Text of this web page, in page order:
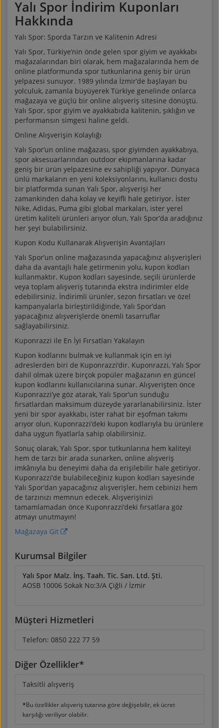
Yalı Spor İndirim Kuponları
Hakkında
Yalı Spor: Sporda Tarzın ve Kalitenin Adresi
Yalı Spor, Türkiye’nin önde gelen spor giyim ve ayakkabı
mağazalarından biri olarak, hem mağazalarında hem de
online platformunda spor tutkunlarına geniş bir ürün
yelpazesi sunuyor. 1989 yılında İzmir’de başlayan bu
yolculuk, zamanla büyüyerek Türkiye genelinde onlarca
mağazaya ve güçlü bir online alışveriş sitesine dönüştü.
Yalı Spor, spor giyim ve ayakkabıda kalitenin, şıklığın ve
performansın simgesi haline geldi.
Online Alışverişin Kolaylığı
Yalı Spor’un online mağazası, spor giyimden ayakkabıya,
spor aksesuarlarından outdoor ekipmanlarına kadar
geniş bir ürün yelpazesine ev sahipliği yapıyor. Dünyaca
ünlü markaların en yeni koleksiyonlarını, kullanıcı dostu
bir platformda sunan Yalı Spor, alışverişi her
zamankinden daha kolay ve keyifli hale getiriyor. İster
Nike, Adidas, Puma gibi global markaları, ister yerel
üretim kaliteli ürünleri arıyor olun, Yalı Spor’da aradığınız
her şeyi bulabilirsiniz.
Kupon Kodu Kullanarak Alışverişin Avantajları
Yalı Spor’un online mağazasında yapacağınız alışverişleri
daha da avantajlı hale getirmenin yolu, kupon kodları
kullanmaktır. Kupon kodları sayesinde, seçili ürünlerde
veya toplam alışveriş tutarında ekstra indirimler elde
edebilirsiniz. İndirimli ürünler, sezon fırsatları ve özel
kampanyalarla birleştirildiğinde, Yalı Spor’dan
yapacağınız alışverişlerde önemli tasarruflar
sağlayabilirsiniz.
Kuponrazzi ile En İyi Fırsatları Yakalayın
Kupon kodlarını bulmak ve kullanmak için en iyi
adreslerden biri de Kuponrazzi’dir. Kuponrazzi, Yalı Spor
dahil olmak üzere birçok popüler mağazanın en güncel
kupon kodlarını kullanıcılarına sunar. Alışverişten önce
Kuponrazzi’ye göz atarak, Yalı Spor’un sunduğu
fırsatlardan maksimum düzeyde yararlanabilirsiniz. İster
yeni bir spor ayakkabı, ister rahat bir eşofman takımı
arıyor olun, Kuponrazzi’deki kupon kodlarıyla bu ürünlere
daha uygun fiyatlarla sahip olabilirsiniz.
Sonuç olarak, Yalı Spor, spor tutkunlarına hem kaliteyi
hem de tarzı bir arada sunarken, online alışveriş
imkânıyla bu deneyimi daha da erişilebilir hale getiriyor.
Kuponrazzi’de bulabileceğiniz kupon kodları sayesinde
Yalı Spor’dan yapacağınız alışverişler, hem cebinizi hem
de tarzınızı memnun edecek. Alışverişinizi
tamamlamadan önce Kuponrazzi’deki fırsatlara göz
atmayı unutmayın!
Mağazaya Git
Kurumsal Bilgiler
Yalı Spor Malz. İnş. Taah. Tic. San. Ltd. Şti.
AOSB 10006 Sokak No:3/A Çiğli / İzmir
Müşteri Hizmetleri
Telefon: 0850 222 77 59
Diğer Özellikler*
Taksitli alışveriş
*Bu özellikler alışveriş tutarına göre değişebilir, ek ücret
karşılığı veriliyor olabilir.